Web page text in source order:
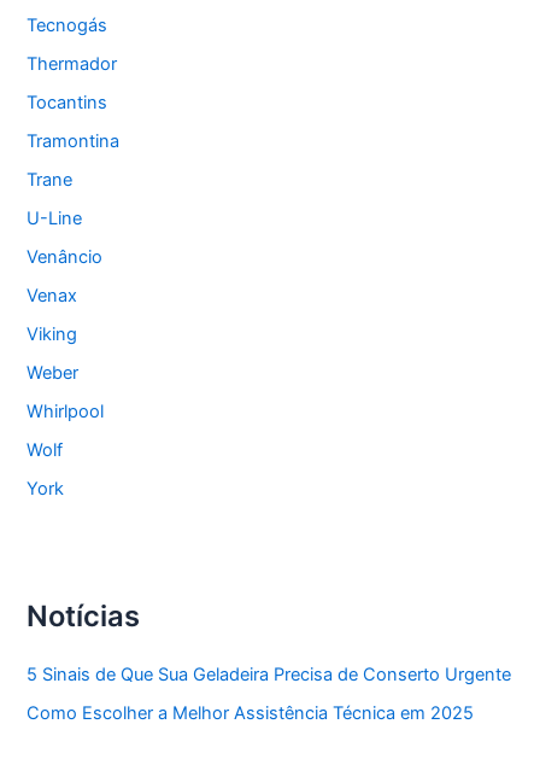
Tecnogás
Thermador
Tocantins
Tramontina
Trane
U-Line
Venâncio
Venax
Viking
Weber
Whirlpool
Wolf
York
Notícias
5 Sinais de Que Sua Geladeira Precisa de Conserto Urgente
Como Escolher a Melhor Assistência Técnica em 2025